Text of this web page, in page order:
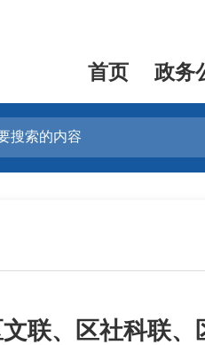
首页 政务
联、区社科联